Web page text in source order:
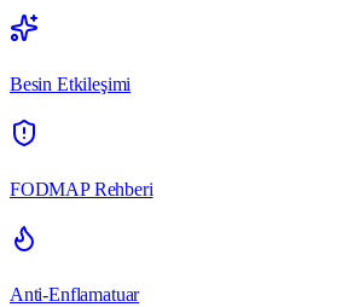
Besin Etkileşimi
FODMAP Rehberi
Anti-Enflamatuar